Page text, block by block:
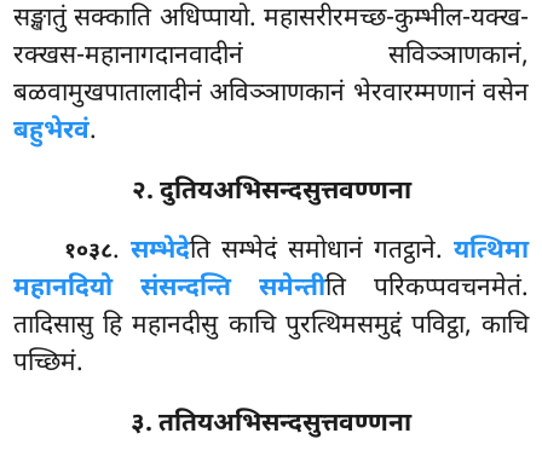
सङ्खातुं सक्काति अधिप्पायो. महासरीरमच्छ-कुम्भील-यक्ख-
रक्खस-महानागदानवादीनं सविञ्ञाणकानं,
बळवामुखपातालादीनं अविञ्ञाणकानं भेरवारम्मणानं वसेन
बहुभेरवं.
२. दुतियअभिसन्दसुत्तवण्णना
१०३८. सम्भेदेति सम्भेदं समोधानं गतट्ठाने. यत्थिमा
महानदियो संसन्दन्ति समेन्तीति परिकप्पवचनमेतं.
तादिसासु हि महानदीसु काचि पुरत्थिमसमुद्दं पविट्ठा, काचि
पच्छिमं.
३. ततियअभिसन्दसुत्तवण्णना